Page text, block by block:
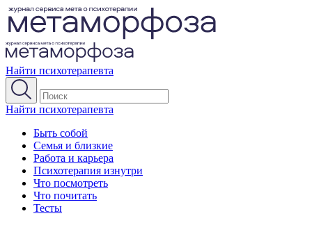
Найти психотерапевта
Найти психотерапевта
Быть собой
Семья и близкие
Работа и карьера
Психотерапия изнутри
Что посмотреть
Что почитать
Тесты